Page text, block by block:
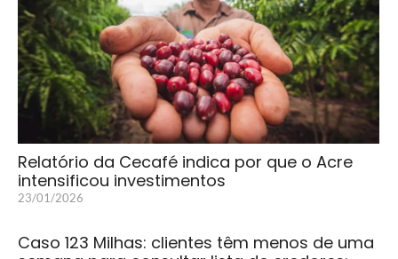
Relatório da Cecafé indica por que o Acre
intensificou investimentos
23/01/2026
Caso 123 Milhas: clientes têm menos de uma